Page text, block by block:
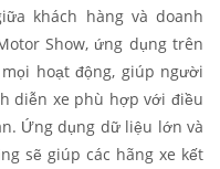
khách hàng và doanh
Show, ứng dụng trên
hoạt động, giúp người
diễn xe phù hợp với điều
Ứng dụng dữ liệu lớn và
sẽ giúp các hãng xe kết